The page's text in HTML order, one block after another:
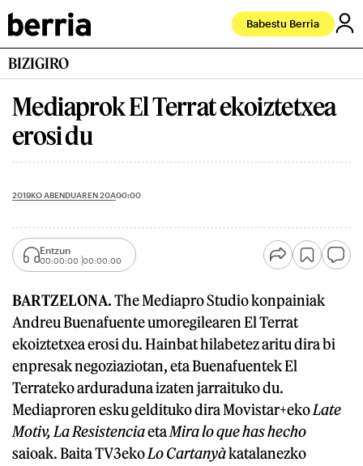
Babestu Berria
BIZIGIRO
Mediaprok El Terrat ekoiztetxea
erosi du
2019KO ABENDUAREN 20A00:00
Entzun
00:00:00 00:00:00
BARTZELONA.The Mediapro Studio konpainiak
Andreu Buenafuente umoregilearen El Terrat
ekoiztetxea erosi du. Hainbat hilabetez aritu dira bi
enpresak negoziaziotan, eta Buenafuentek El
Terrateko arduraduna izaten jarraituko du.
Mediaproren esku geldituko dira Movistar+ekoLate
Motiv, La ResistenciaetaMira lo que has hecho
saioak. Baita TV3ekoLo Cartanyàkatalanezko